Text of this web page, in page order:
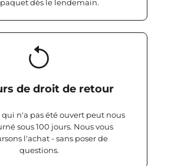
dès le lendemain.
de droit de retour
n'a pas été ouvert peut nous
sous 100 jours. Nous vous
l'achat - sans poser de
questions.